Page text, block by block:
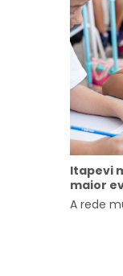
Itapevi
maior
A rede